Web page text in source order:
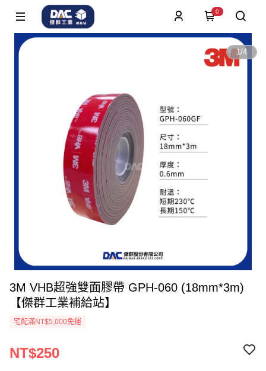
0
1/4
3M VHB超強雙面膠帶 GPH-060 (18mm*3m)
【傑群工業補給站】
宅配滿NT$5,000免運
NT$250